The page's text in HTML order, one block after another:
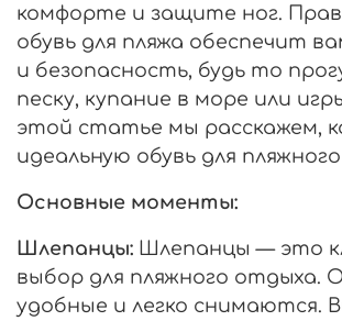
комфорте и защите ног.
обувь для пляжа обеспечит
и безопасность, будь то
песку, купание в море или
этой статье мы расскажем,
идеальную обувь для
Основные моменты:
Шлепанцы: Шлепанцы — это
выбор для пляжного отдыха.
удобные и легко снимаются.